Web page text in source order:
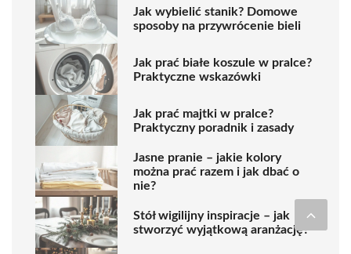
Jak wybielić stanik? Domowe
sposoby na przywrócenie bieli
Jak prać białe koszule w pralce?
Praktyczne wskazówki
Jak prać majtki w pralce?
Praktyczny poradnik i zasady
Jasne pranie – jakie kolory
można prać razem i jak dbać o
nie?
Stół wigilijny inspiracje – jak
stworzyć wyjątkową aranżację?